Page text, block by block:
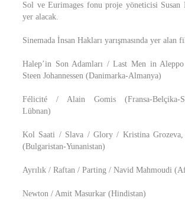
Sol ve Eurimages fonu proje yöneticisi Susan
yer alacak.
Sinemada İnsan Hakları yarışmasında yer alan
Halep’in Son Adamları / Last Men in
Steen Johannessen (Danimarka-Almanya)
Félicité / Alain Gomis (Fransa-Belçika-
Lübnan)
Kol Saati / Slava / Glory / Kristina Grozeva,
(Bulgaristan-Yunanistan)
Ayrılık / Raftan / Parting / Navid Mahmoudi
Newton / Amit Masurkar (Hindistan)